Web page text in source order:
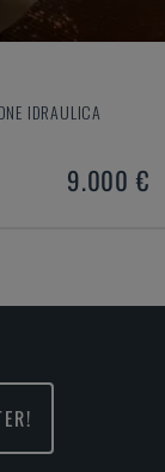
IDRAULICA
9.000 €